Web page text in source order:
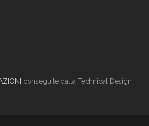
conseguite dalla Technical Design